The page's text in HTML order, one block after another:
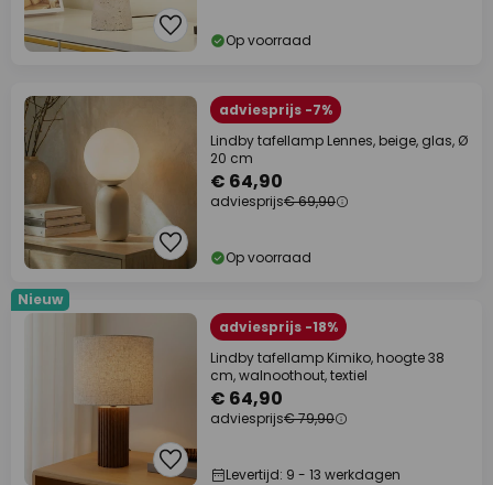
Op voorraad
adviesprijs -7%
Lindby tafellamp Lennes, beige, glas, Ø
20 cm
€ 64,90
adviesprijs€ 69,90
Op voorraad
Nieuw
adviesprijs -18%
Lindby tafellamp Kimiko, hoogte 38
cm, walnoothout, textiel
€ 64,90
adviesprijs€ 79,90
Levertijd: 9 - 13 werkdagen